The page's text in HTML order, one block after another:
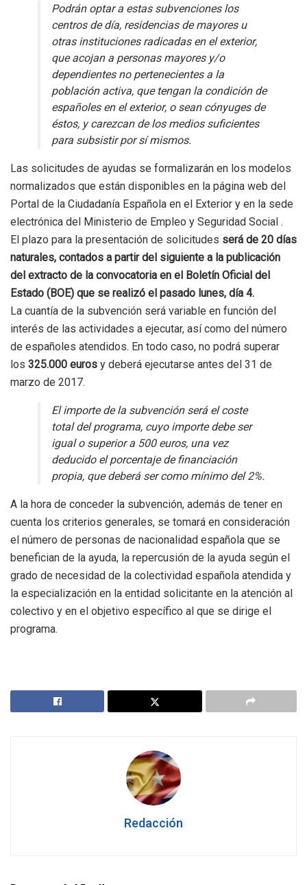
Podrán optar a estas subvenciones los
centros de día, residencias de mayores u
otras instituciones radicadas en el exterior,
que acojan a personas mayores y/o
dependientes no pertenecientes a la
población activa, que tengan la condición de
españoles en el exterior, o sean cónyuges de
éstos, y carezcan de los medios suficientes
para subsistir por sí mismos.
Las solicitudes de ayudas se formalizarán en los modelos
normalizados que están disponibles en la página web del
Portal de la Ciudadanía Española en el Exterior y en la sede
electrónica del Ministerio de Empleo y Seguridad Social .
El plazo para la presentación de solicitudes será de 20 días
naturales, contados a partir del siguiente a la publicación
del extracto de la convocatoria en el Boletín Oficial del
Estado (BOE) que se realizó el pasado lunes, día 4.
La cuantía de la subvención será variable en función del
interés de las actividades a ejecutar, así como del número
de españoles atendidos. En todo caso, no podrá superar
los 325.000 euros y deberá ejecutarse antes del 31 de
marzo de 2017.
El importe de la subvención será el coste
total del programa, cuyo importe debe ser
igual o superior a 500 euros, una vez
deducido el porcentaje de financiación
propia, que deberá ser como mínimo del 2%.
A la hora de conceder la subvención, además de tener en
cuenta los criterios generales, se tomará en consideración
el número de personas de nacionalidad española que se
benefician de la ayuda, la repercusión de la ayuda según el
grado de necesidad de la colectividad española atendida y
la especialización en la entidad solicitante en la atención al
colectivo y en el objetivo específico al que se dirige el
programa.
Redacción